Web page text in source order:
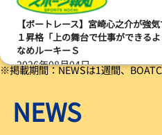
【ボートレース】宮崎心之介が強
１昇格「上の舞台で仕事ができる
なめルーキーＳ
2026年08月04日
【ルーキーシリーズ第15戦】塚越
から攻める／とこなめボートレース
※掲載期間：NEWSは1週間、
NEWS